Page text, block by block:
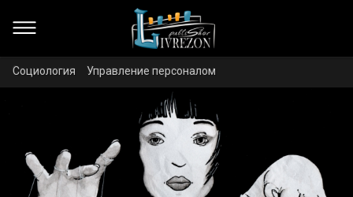
Социология Управление персоналом